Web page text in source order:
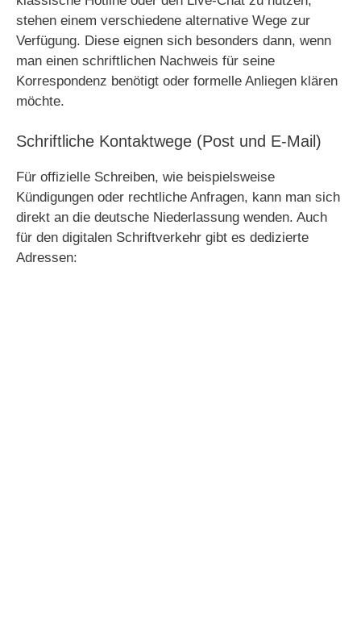
d
o
stehen einem verschiedene alternative Wege zur
Verfügung. Diese eignen sich besonders dann, wenn
man einen schriftlichen Nachweis für seine
Korrespondenz benötigt oder formelle Anliegen klären
möchte.
Schriftliche Kontaktwege (Post und E-Mail)
Für offizielle Schreiben, wie beispielsweise
Kündigungen oder rechtliche Anfragen, kann man sich
direkt an die deutsche Niederlassung wenden. Auch
für den digitalen Schriftverkehr gibt es dedizierte
Adressen: